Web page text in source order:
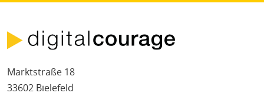
Marktstraße 18
33602 Bielefeld